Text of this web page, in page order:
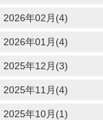
2026年02月(4)
2026年01月(4)
2025年12月(3)
2025年11月(4)
2025年10月(1)